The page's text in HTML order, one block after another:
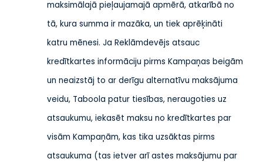
maksimālajā pieļaujamajā apmērā, atkarībā no
tā, kura summa ir mazāka, un tiek aprēķināti
katru mēnesi. Ja Reklāmdevējs atsauc
kredītkartes informāciju pirms Kampaņas beigām
un neaizstāj to ar derīgu alternatīvu maksājuma
veidu, Taboola patur tiesības, neraugoties uz
atsaukumu, iekasēt maksu no kredītkartes par
visām Kampaņām, kas tika uzsāktas pirms
atsaukuma (tas ietver arī astes maksājumu par